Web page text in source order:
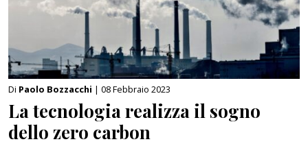
Di Paolo Bozzacchi | 08 Febbraio 2023
La tecnologia realizza il sogno
dello zero carbon